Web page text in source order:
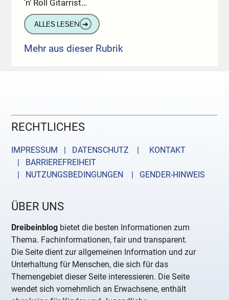
’n‘ Roll Gitarrist…
ALLES LESEN ➔
Mehr aus dieser Rubrik
RECHTLICHES
IMPRESSUM | DATENSCHUTZ |
KONTAKT
| BARRIEREFREIHEIT
| NUTZUNGSBEDINGUNGEN
| GENDER-HINWEIS
ÜBER UNS
Dreibeinblog bietet die besten Informationen zum
Thema. Fachinformationen, fair und transparent.
Die Seite dient zur allgemeinen Information und zur
Unterhaltung für Menschen, die sich für das
Themengebiet dieser Seite interessieren. Die Seite
wendet sich vornehmlich an Erwachsene, enthält